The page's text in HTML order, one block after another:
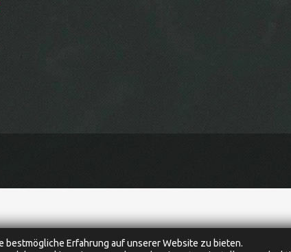
bestmögliche Erfahrung auf unserer Website zu bieten.